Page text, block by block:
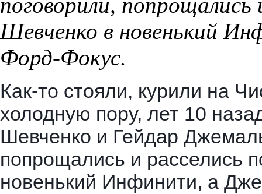
поговорили,
Шевченко в новенький
Форд-Фокус.
Как-то стояли, курили на
холодную пору, лет 10
Шевченко и Гейдар
попрощались и расселись
новенький Инфинити, а